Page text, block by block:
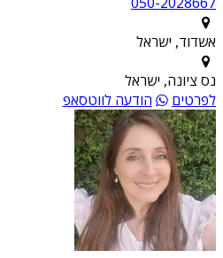
אשדוד, ישראל
נס ציונה, ישראל
לפרטים
הודעה לווטסאפ